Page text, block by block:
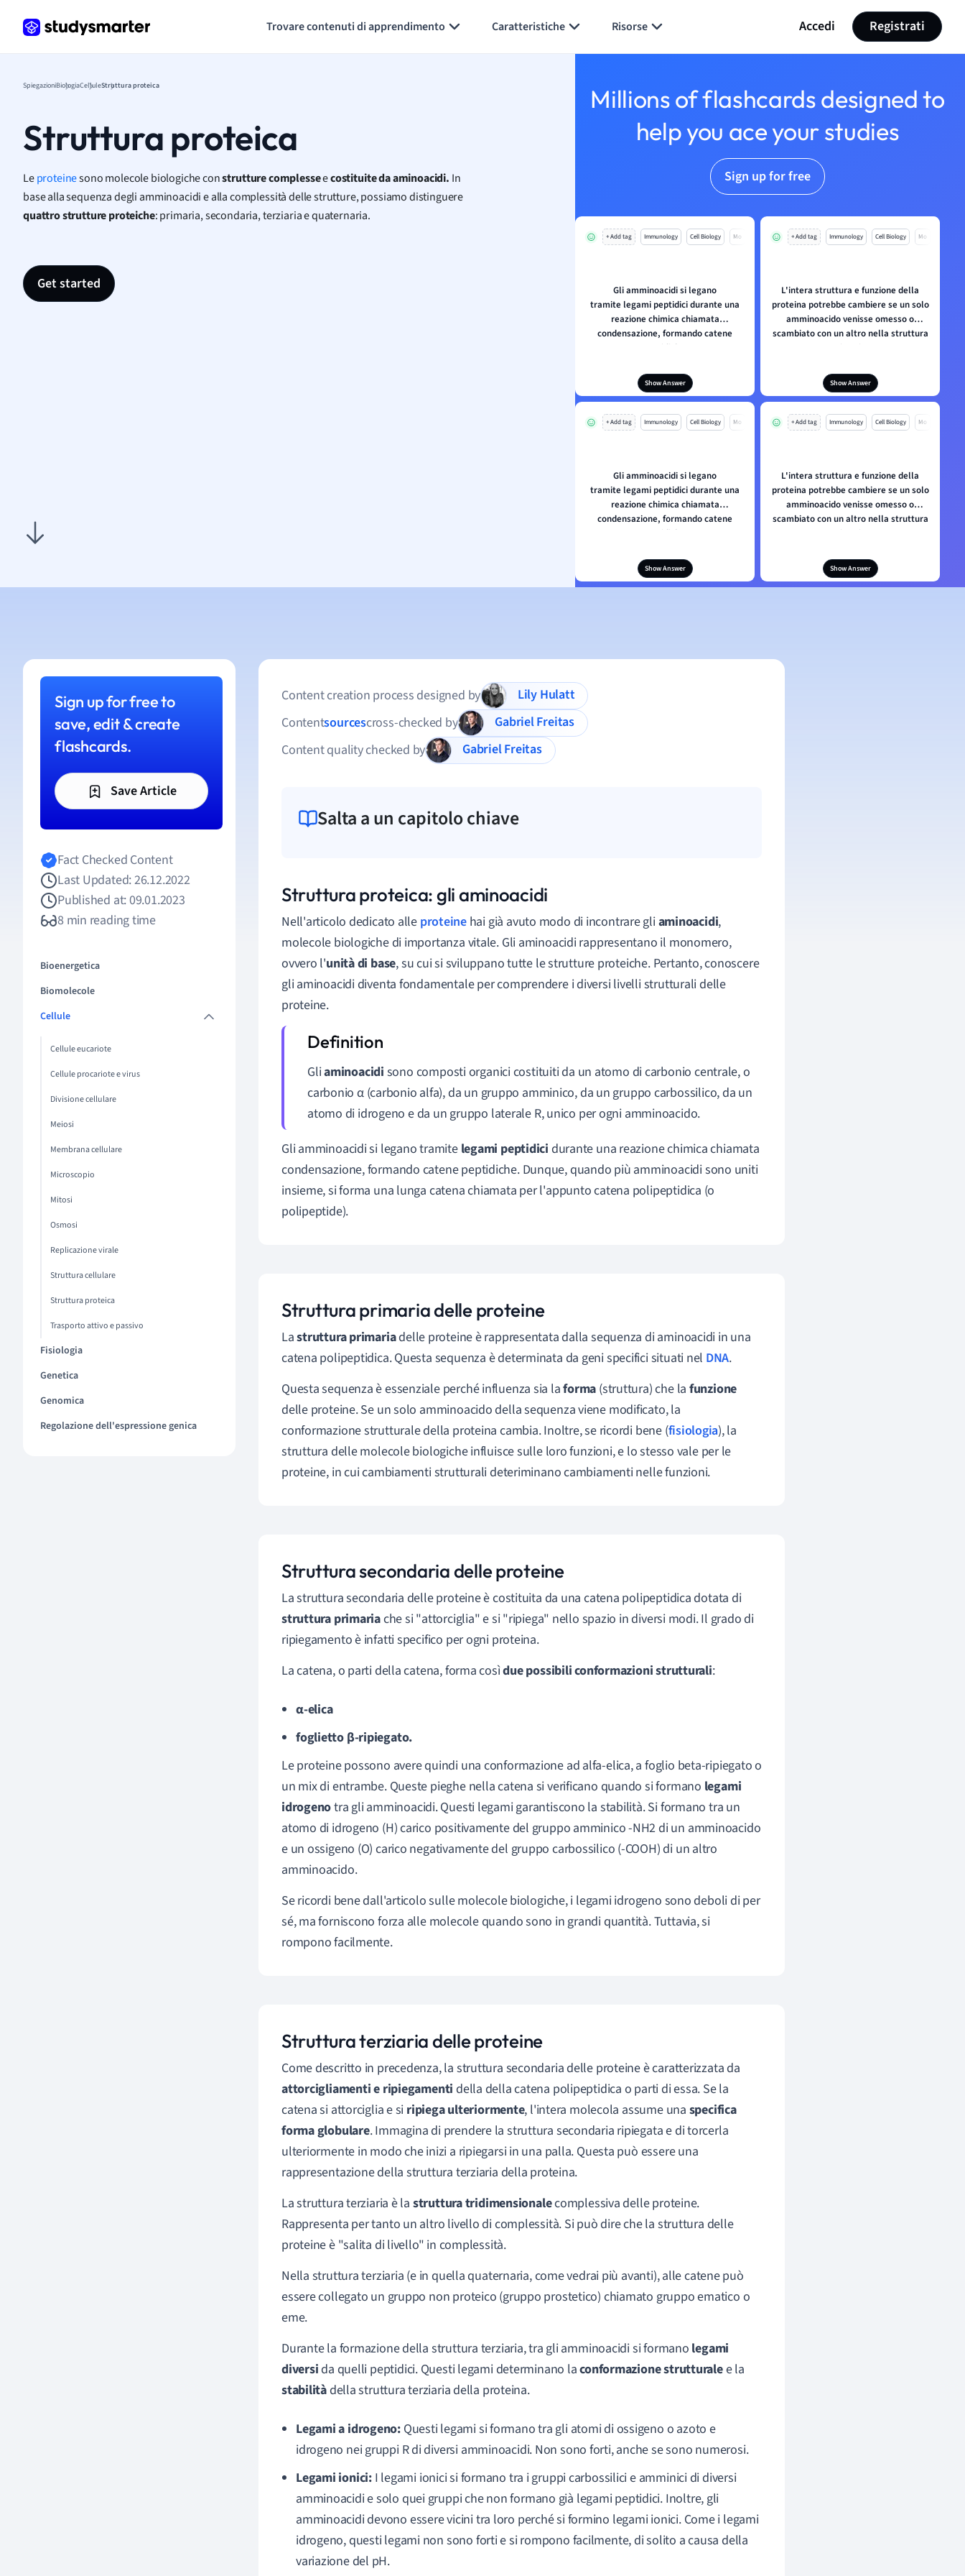
Trovare contenuti di apprendimento Caratteristiche Risorse Accedi Registrati
SpiegazioniBiologiaCelluleStruttura proteica
Struttura proteica
Leproteinesono molecole biologiche construtture complesseecostituite da aminoacidi. In
base alla sequenza degli amminoacidi e alla complessità delle strutture, possiamo distinguere
quattro strutture proteiche: primaria, secondaria, terziaria e quaternaria.
Get started
Millions of flashcards designed to
help you ace your studies
Sign up for free
+ Add tag Immunology Cell Biology Mo
Gli amminoacidi si legano
tramite legami peptidici durante una
reazione chimica chiamata
condensazione, formando catene
peptidiche.
Show Answer
+ Add tag Immunology Cell Biology Mo
L'intera struttura e funzione della
proteina potrebbe cambiere se un solo
amminoacido venisse omesso o
scambiato con un altro nella struttura
primaria.
Show Answer
+ Add tag Immunology Cell Biology Mo
Gli amminoacidi si legano
tramite legami peptidici durante una
reazione chimica chiamata
condensazione, formando catene
peptidiche.
Show Answer
+ Add tag Immunology Cell Biology Mo
L'intera struttura e funzione della
proteina potrebbe cambiere se un solo
amminoacido venisse omesso o
scambiato con un altro nella struttura
primaria.
Show Answer
Sign up for free to
save, edit & create
flashcards.
Save Article
Fact Checked Content
Last Updated: 26.12.2022
Published at: 09.01.2023
8 min reading time
Bioenergetica
Biomolecole
Cellule
Cellule eucariote
Cellule procariote e virus
Divisione cellulare
Meiosi
Membrana cellulare
Microscopio
Mitosi
Osmosi
Replicazione virale
Struttura cellulare
Struttura proteica
Trasporto attivo e passivo
Fisiologia
Genetica
Genomica
Regolazione dell'espressione genica
Content creation process designed by
Lily Hulatt
Contentsourcescross-checked by
Gabriel Freitas
Content quality checked by
Gabriel Freitas
Salta a un capitolo chiave
Struttura proteica: gli aminoacidi
Nell'articolo dedicato alle proteinehai già avuto modo di incontrare gliaminoacidi,
molecole biologiche di importanza vitale. Gli aminoacidi rappresentano il monomero,
ovvero l'unità di base, su cui si sviluppano tutte le strutture proteiche. Pertanto, conoscere
gli aminoacidi diventa fondamentale per comprendere i diversi livelli strutturali delle
proteine.
Gliaminoacidi sono composti organici costituiti da un atomo di carbonio centrale, o
carbonio α (carbonio alfa), da un gruppo amminico, da un gruppo carbossilico, da un
atomo di idrogeno e da un gruppo laterale R, unico per ogni amminoacido.
Gli amminoacidi si legano tramitelegami peptidici durante una reazione chimica chiamata
condensazione, formando catene peptidiche. Dunque, quando più amminoacidi sono uniti
insieme, si forma una lunga catena chiamata per l'appunto catena polipeptidica (o
polipeptide).
Struttura primaria delle proteine
Lastruttura primariadelle proteine è rappresentata dalla sequenza di aminoacidi in una
catena polipeptidica. Questa sequenza è determinata da geni specifici situati nel DNA.
Questa sequenza è essenziale perché influenza sia laforma (struttura) che la funzione
delle proteine. Se un solo amminoacido della sequenza viene modificato, la
conformazione strutturale della proteina cambia. Inoltre, se ricordi bene (fisiologia), la
struttura delle molecole biologiche influisce sulle loro funzioni, e lo stesso vale per le
proteine, in cui cambiamenti strutturali deteriminano cambiamenti nelle funzioni.
Struttura secondaria delle proteine
La struttura secondaria delle proteine è costituita da una catena polipeptidica dotata di
struttura primariache si "attorciglia" e si "ripiega" nello spazio in diversi modi. Il grado di
ripiegamento è infatti specifico per ogni proteina.
La catena, o parti della catena, forma cosìdue possibili conformazioni strutturali:
α-elica
foglietto β-ripiegato.
Le proteine possono avere quindi una conformazione ad alfa-elica, a foglio beta-ripiegato o
un mix di entrambe. Queste pieghe nella catena si verificano quando si formano legami
idrogenotra gli amminoacidi. Questi legami garantiscono la stabilità. Si formano tra un
atomo di idrogeno (H) carico positivamente del gruppo amminico -NH2 di un amminoacido
e un ossigeno (O) carico negativamente del gruppo carbossilico (-COOH) di un altro
amminoacido.
Se ricordi bene dall'articolo sulle molecole biologiche, i legami idrogeno sono deboli di per
sé, ma forniscono forza alle molecole quando sono in grandi quantità. Tuttavia, si
rompono facilmente.
Struttura terziaria delle proteine
Come descritto in precedenza, la struttura secondaria delle proteine è caratterizzata da
attorcigliamenti e ripiegamenti della della catena polipeptidica o parti di essa. Se la
catena si attorciglia e si ripiega ulteriormente, l'intera molecola assume una specifica
forma globulare. Immagina di prendere la struttura secondaria ripiegata e di torcerla
ulteriormente in modo che inizi a ripiegarsi in una palla. Questa può essere una
rappresentazione della struttura terziaria della proteina.
La struttura terziaria è la struttura tridimensionalecomplessiva delle proteine.
Rappresenta per tanto un altro livello di complessità. Si può dire che la struttura delle
proteine è "salita di livello" in complessità.
Nella struttura terziaria (e in quella quaternaria, come vedrai più avanti), alle catene può
essere collegato un gruppo non proteico (gruppo prostetico) chiamato gruppo ematico o
eme.
Durante la formazione della struttura terziaria, tra gli amminoacidi si formano legami
diversida quelli peptidici. Questi legami determinano laconformazione strutturalee la
stabilitàdella struttura terziaria della proteina.
Legami a idrogeno: Questi legami si formano tra gli atomi di ossigeno o azoto e
idrogeno nei gruppi R di diversi amminoacidi. Non sono forti, anche se sono numerosi.
Legami ionici: I legami ionici si formano tra i gruppi carbossilici e amminici di diversi
amminoacidi e solo quei gruppi che non formano già legami peptidici. Inoltre, gli
amminoacidi devono essere vicini tra loro perché si formino legami ionici. Come i legami
idrogeno, questi legami non sono forti e si rompono facilmente, di solito a causa della
variazione del pH.